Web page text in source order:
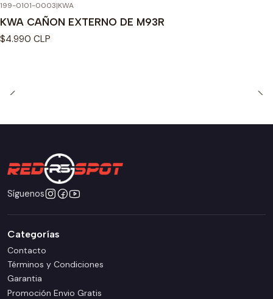
199-0101-0003|KWA
KWA CAÑON EXTERNO DE M93R
$4.990 CLP
Síguenos
Categorías
Contacto
Términos y Condiciones
Garantia
Promoción Envio Gratis